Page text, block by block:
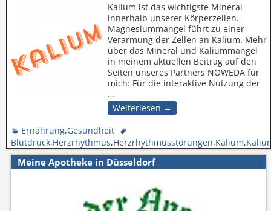
Kalium ist das wichtigste Mineral
innerhalb unserer Körperzellen.
Magnesiummangel führt zu einer
Verarmung der Zellen an Kalium. Mehr
über das Mineral und Kaliummangel
in meinem aktuellen Beitrag auf den
Seiten unseres Partners NOWEDA für
mich: Für die interaktive Nutzung der
…
Weiterlesen →
Ernährung,Gesundheit
Blutdruck,Herzrhythmus,Herzrhythmusstörungen,Kalium,
Meine Apotheke in Düsseldorf